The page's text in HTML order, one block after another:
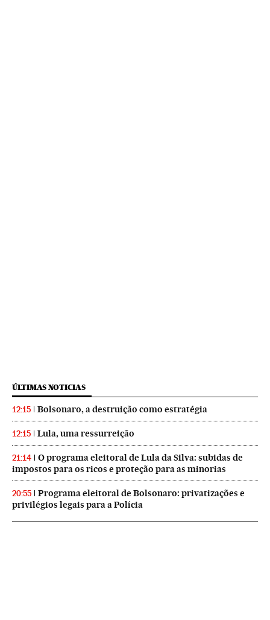
ÚLTIMAS NOTICIAS
12:15 Bolsonaro, a destruição como estratégia
12:15 Lula, uma ressurreição
21:14
O programa eleitoral de Lula da Silva: subidas de
impostos para os ricos e proteção para as minorias
20:55
Programa eleitoral de Bolsonaro: privatizações e
privilégios legais para a Polícia